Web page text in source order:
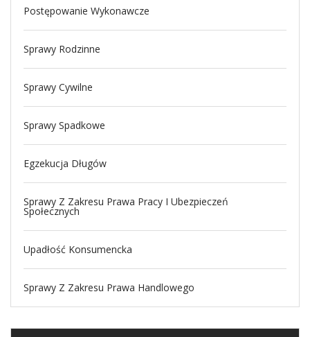
Postępowanie Wykonawcze
Sprawy Rodzinne
Sprawy Cywilne
Sprawy Spadkowe
Egzekucja Długów
Sprawy Z Zakresu Prawa Pracy I Ubezpieczeń
Społecznych
Upadłość Konsumencka
Sprawy Z Zakresu Prawa Handlowego